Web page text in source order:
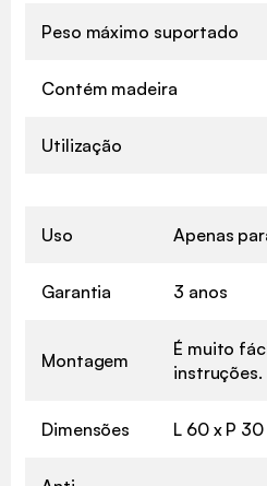
Peso máximo suportado
Contém madeira
Utilização
Uso Apenas
Garantia 3 anos
Montagem
É muito
instruções.
Dimensões L 60 x P